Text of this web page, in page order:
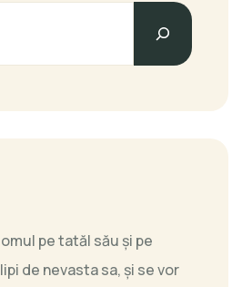
pe tatăl său şi pe
de nevasta sa, şi se vor